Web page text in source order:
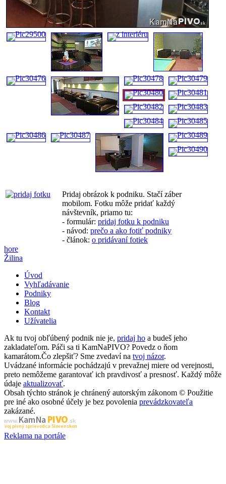
Pridaj obrázok k podniku. Stačí záber
mobilom. Fotku môže pridať každý
návštevník, priamo tu:
- formulár: pridaj fotku k podniku
- návod: prečo a ako fotiť podniky
- článok: o pridávaní fotiek
hore
Žilina
Úvod
Vyhľadávanie
Podniky
Blog
Kontakt
Užívatelia
Ak tu tvoj obľúbený podnik nie je, pridaj ho a budeš jeho
zakladateľom. Páči sa ti KamNaPIVO? Povedz o ňom
kamarátom.Čo zlepšiť? Sme zvedaví na tvoj názor.
Uvádzané informácie pochádzajú v prevažnej miere od verejnosti,
preto nemôžeme garantovať ich pravdivosť a presnosť. Každý môže
údaje aktualizovať.
Obsah týchto stránok je chránený autorským zákonom © Použitie
pre iné ako osobné účely je bez povolenia prevádzkovateľa
zakázané.
www.Kam Na PIVO.sk
Tvoj pivný sprievodca Slovenskom
Reklama na portále